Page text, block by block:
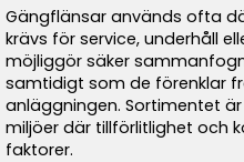
Gängflänsar används ofta
krävs för service, underhåll
möjliggör säker
samtidigt som de förenklar
anläggningen. Sortimentet
miljöer där tillförlitlighet och
faktorer.